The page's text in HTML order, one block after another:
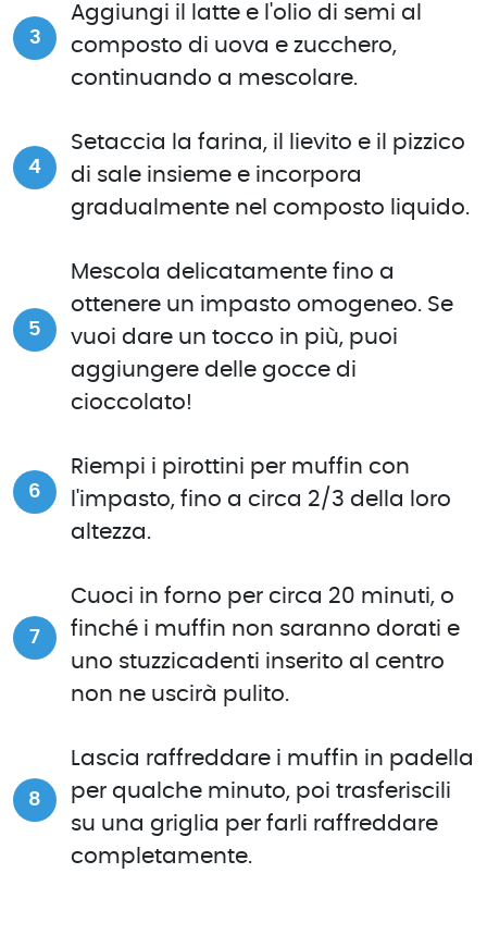
Aggiungi il latte e l'olio di semi al
composto di uova e zucchero,
continuando a mescolare.
Setaccia la farina, il lievito e il pizzico
di sale insieme e incorpora
gradualmente nel composto liquido.
Mescola delicatamente fino a
ottenere un impasto omogeneo. Se
vuoi dare un tocco in più, puoi
aggiungere delle gocce di
cioccolato!
Riempi i pirottini per muffin con
l'impasto, fino a circa 2/3 della loro
altezza.
Cuoci in forno per circa 20 minuti, o
finché i muffin non saranno dorati e
uno stuzzicadenti inserito al centro
non ne uscirà pulito.
Lascia raffreddare i muffin in padella
per qualche minuto, poi trasferiscili
su una griglia per farli raffreddare
completamente.